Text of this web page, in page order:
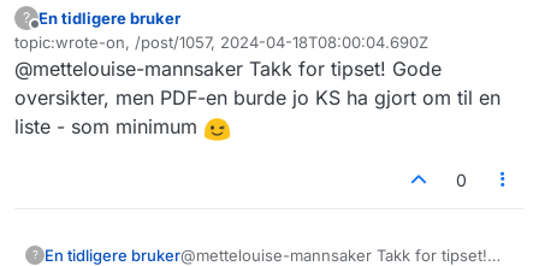
som ble valgt) .https://www.valg.no/om-
valg/valgdata/data/valglister-og-
kandidater/kommunestyre---og-
fylkestingsvalget-2023/
(sjekket ikke alle lenker)
https://www.ks.no/fagomrader/demokrati-
og-styring/lokaldemokrati/oversikt-over-
avtaler-om-ordforervalg/
?
Frakoblet
En tidligere bruker
topic:wrote-on, /post/1057, 2024-04-18T08:00:04.690Z
Sist endret av
@mettelouise-mannsaker Takk for tipset! Gode
oversikter, men PDF-en burde jo KS ha gjort om til en
liste - som minimum
0
? En tidligere bruker@mettelouise-mannsaker Takk for tipset!